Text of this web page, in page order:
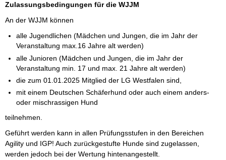
Zulassungsbedingungen für die WJJM
An der WJJM können
alle Jugendlichen (Mädchen und Jungen, die im Jahr der
Veranstaltung max.16 Jahre alt werden)
alle Junioren (Mädchen und Jungen, die im Jahr der
Veranstaltung min. 17 und max. 21 Jahre alt werden)
die zum 01.01.2025 Mitglied der LG Westfalen sind,
mit einem Deutschen Schäferhund oder auch einem anders-
oder mischrassigen Hund
teilnehmen.
Geführt werden kann in allen Prüfungsstufen in den Bereichen
Agility und IGP! Auch zurückgestufte Hunde sind zugelassen,
werden jedoch bei der Wertung hintenangestellt.